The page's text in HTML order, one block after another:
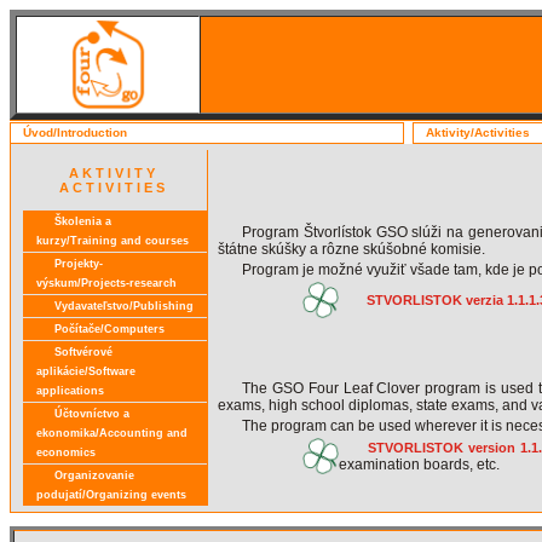
Úvod/Introduction Aktivity/Activities
A K T I V I T Y
A C T I V I T I E S
Školenia a
kurzy/Training and courses
Projekty-
výskum/Projects-research
Vydavateľstvo/Publishing
Počítače/Computers
Softvérové
aplikácie/Software
applications
Účtovníctvo a
ekonomika/Accounting and
economics
Organizovanie
podujatí/Organizing events
Program Štvorlístok GSO slúži na
štátne skúšky a rôzne skúšobné komisie.
Program je možné využiť všade tam, kde je
STVORLISTOK verzia
The GSO Four Leaf Clover program is
exams, high school diplomas, state exams, and
The program can be used wherever it is
STVORLISTOK version
examination boards, etc.